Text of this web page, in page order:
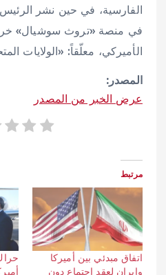
الفارسية، في حين نشر
في منصة «تروث سوشيال»
الأميركي، معلّقاً: «الولايات
المصدر:
عرض الخبر من المصدر
مرتبط
اتفاق مبدئي بين أميركا
وإيران لعقد اجتماع دون